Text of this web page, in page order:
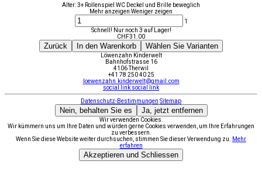
Alter: 3+ Rollenspiel WC Deckel und Brille beweglich
Mehr anzeigen Weniger zeigen
1
Schnell! Nur noch 3 auf Lager!
CHF31.00
Zurück In den Warenkorb Wählen Sie Varianten
Löwenzahn Kinderwelt
Bahnhofstrasse 16
4106 Therwil
+41 78 250 40 25
loewenzahn.kinderwelt@gmail.com
social link social link
Datenschutz-Bestimmungen Sitemap
Nein, behalten Sie es Ja, jetzt entfernen
Wir verwenden Cookies.
Wir kümmern uns um Ihre Daten und würden gerne Cookies verwenden, um Ihre Erfahrungen
zu verbessern.
Wenn Sie diese Website weiter durchsuchen, stimmen Sie dieser Verwendung zu.
Mehr
erfahren
Akzeptieren und Schliessen